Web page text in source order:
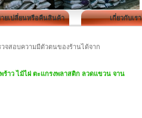
ยเปลี่ยนหรือคืนสินค้า เกี่ยวกับเรา
จสอบความมีตัวตนของร้านได้จาก
ร้าว ไม้ไผ่ ตะแกรงพลาสติก ลวดแขวน จาน